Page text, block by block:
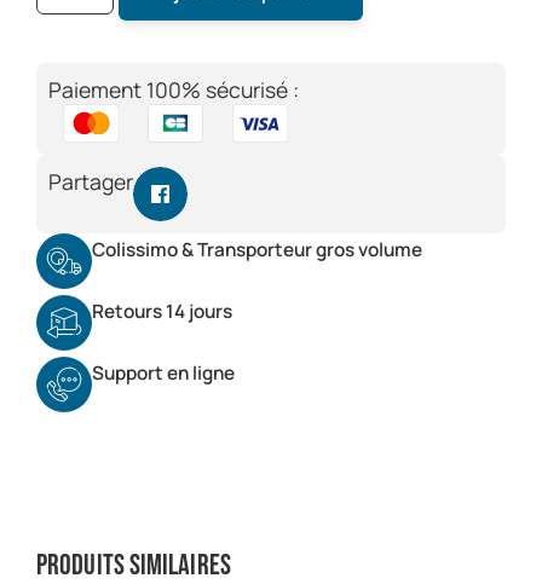
Paiement 100% sécurisé :
Partager
Colissimo & Transporteur gros volume
Retours 14 jours
Support en ligne
Produits similaires